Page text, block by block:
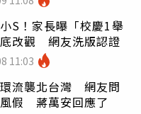
S！家長曝「校慶1舉
改觀 網友洗版認證
11:03
流襲北台灣 網友問
假 蔣萬安回應了